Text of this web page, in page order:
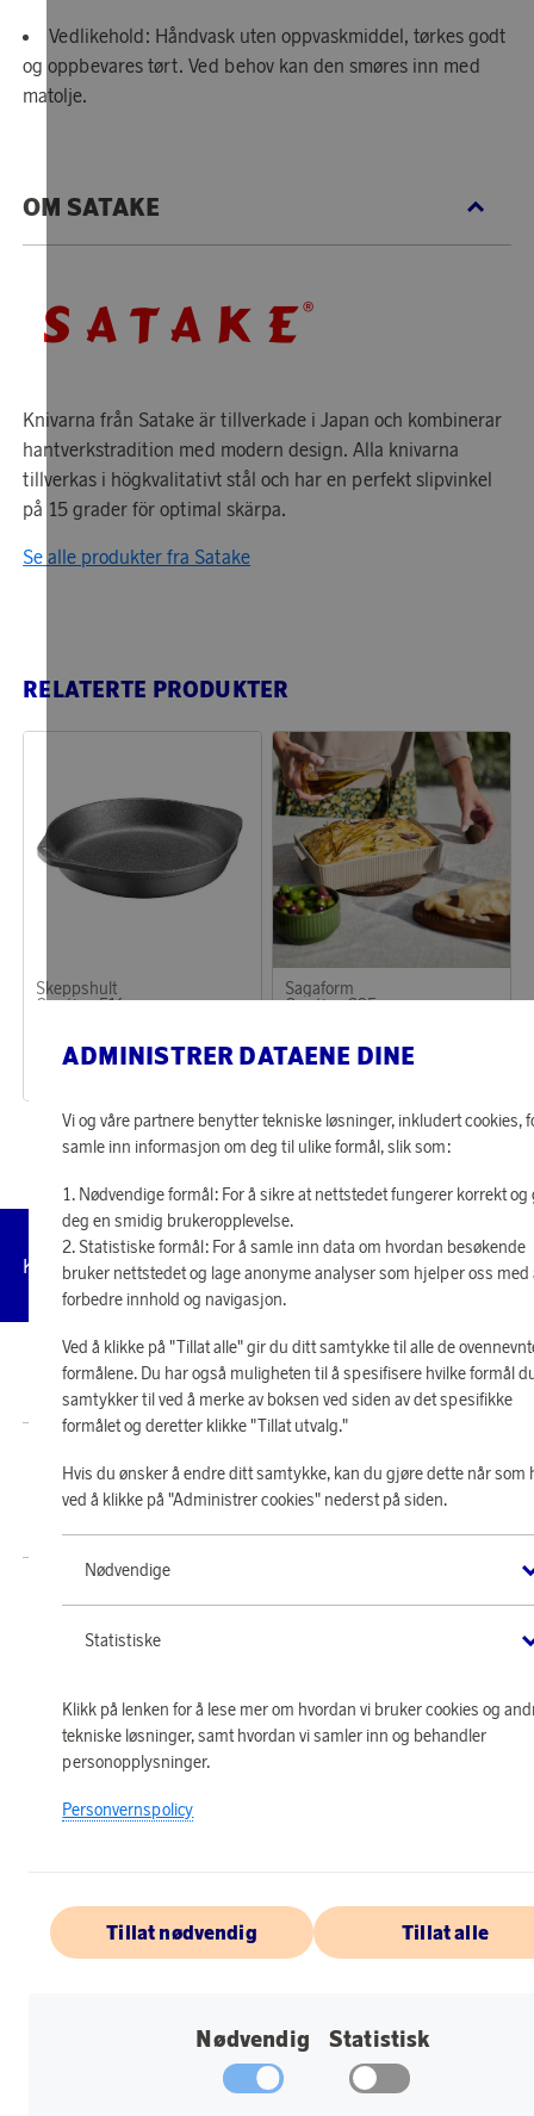
Vedlikehold: Håndvask uten oppvaskmiddel, tørkes godt
og oppbevares tørt. Ved behov kan den smøres inn med
matolje.
OM SATAKE
Knivarna från Satake är tillverkade i Japan och kombinerar
hantverkstradition med modern design. Alla knivarna
tillverkas i högkvalitativt stål och har en perfekt slipvinkel
på 15 grader för optimal skärpa.
Se alle produkter fra Satake
RELATERTE PRODUKTER
Skeppshult
Opptjen 516 poeng
16 620 poeng
Sagaform
Opptjen 295 poeng
9 500 poeng
ADMINISTRER DATAENE DINE
Vi og våre partnere benytter tekniske løsninger, inkludert cookies,
samle inn informasjon om deg til ulike formål, slik som:
Nødvendige formål: For å sikre at nettstedet fungerer korrekt og
deg en smidig brukeropplevelse.
Statistiske formål: For å samle inn data om hvordan besøkende
bruker nettstedet og lage anonyme analyser som hjelper oss med
forbedre innhold og navigasjon.
Ved å klikke på "Tillat alle" gir du ditt samtykke til alle de
formålene. Du har også muligheten til å spesifisere hvilke formål
samtykker til ved å merke av boksen ved siden av det spesifikke
formålet og deretter klikke "Tillat utvalg."
Hvis du ønsker å endre ditt samtykke, kan du gjøre dette når som
ved å klikke på "Administrer cookies" nederst på siden.
Nødvendige
Statistiske
Klikk på lenken for å lese mer om hvordan vi bruker cookies og
tekniske løsninger, samt hvordan vi samler inn og behandler
personopplysninger.
Personvernspolicy
Tillat nødvendig Tillat alle
Nødvendig Statistisk
Kundeservice Vilkår Personvernpolicy
Administrer
cookies
© 2026 Scandinavian Airlines System-Denmark-Norway-Sweden, org.nr
902001-7720, 195 87 Stockholm
331 Skøyen NO-0213 Oslo).
Copyright © 2026 Crossroads Loyalty Solutions AS. Alle rettigheter